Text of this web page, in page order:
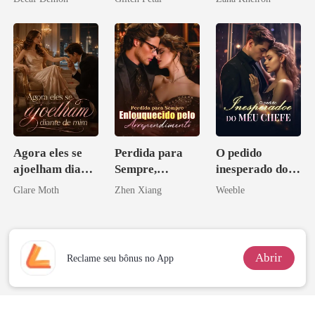
Agora eles se
ajoelham diante
de mim
Glare Moth
Perdida para
Sempre,
Enlouquecido
o
Zhen Xiang
O pedido
inesperado do
meu chefe
Weeble
Reclame seu bônus no App Abrir